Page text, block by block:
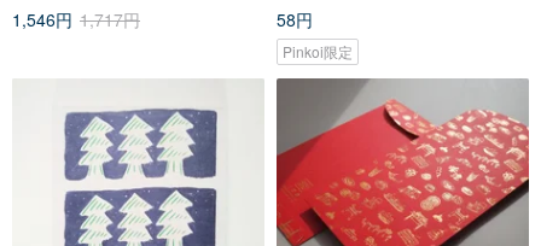
1,546円 1,717円
58円
Pinkoi限定